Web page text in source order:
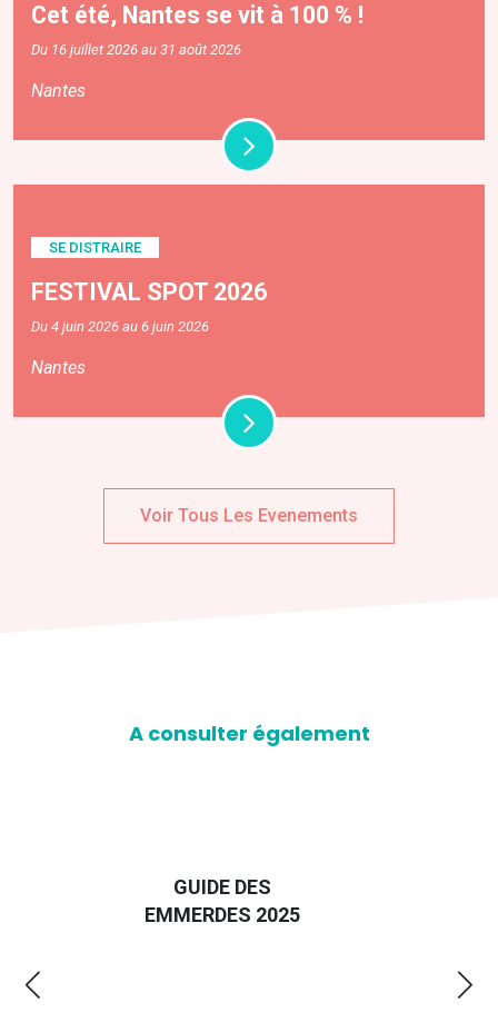
Cet été, Nantes se vit à 100 % !
Du 16 juillet 2026 au 31 août 2026
Nantes
SE DISTRAIRE
FESTIVAL SPOT 2026
Du 4 juin 2026 au 6 juin 2026
Nantes
Voir Tous Les Evenements
A consulter également
GUIDE DES
EMMERDES 2025